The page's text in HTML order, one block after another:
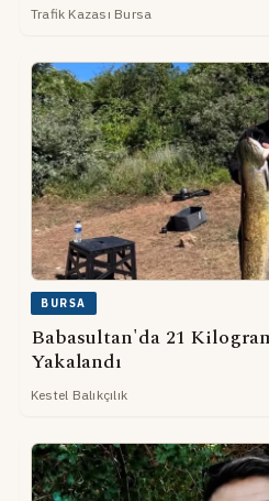
Trafik Kazası Bursa
BURSA
Babasultan'da 21
Yakalandı
Kestel Balıkçılık